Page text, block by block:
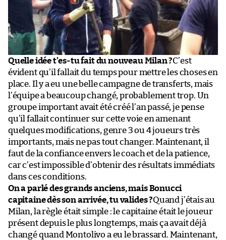
Quelle idée t’es-tu fait du nouveau Milan ?C’est
évident qu’il fallait du temps pour mettre les choses en
place. Il y a eu une belle campagne de transferts, mais
l’équipe a beaucoup changé, probablement trop. Un
groupe important avait été créé l’an passé, je pense
qu’il fallait continuer sur cette voie en amenant
quelques modifications, genre 3 ou 4 joueurs très
importants, mais ne pas tout changer. Maintenant, il
faut de la confiance envers le coach et de la patience,
car c’est impossible d’obtenir des résultats immédiats
dans ces conditions.
On a parlé des grands anciens, mais Bonucci
capitaine dès son arrivée, tu valides ?Quand j’étais au
Milan, la règle était simple : le capitaine était le joueur
présent depuis le plus longtemps, mais ça avait déjà
changé quand Montolivo a eu le brassard. Maintenant,